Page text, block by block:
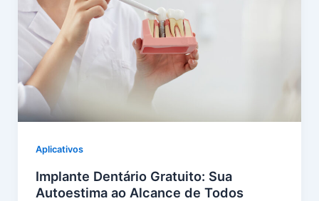
Aplicativos
Implante Dentário Gratuito: Sua
Autoestima ao Alcance de Todos